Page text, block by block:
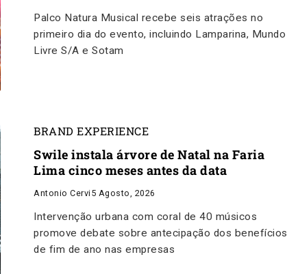
Palco Natura Musical recebe seis atrações no
primeiro dia do evento, incluindo Lamparina, Mundo
Livre S/A e Sotam
BRAND EXPERIENCE
Swile instala árvore de Natal na Faria
Lima cinco meses antes da data
Antonio Cervi 5 Agosto, 2026
Intervenção urbana com coral de 40 músicos
promove debate sobre antecipação dos benefícios
de fim de ano nas empresas